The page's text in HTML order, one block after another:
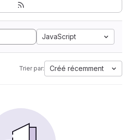
JavaScript
Trier par: Créé récemment